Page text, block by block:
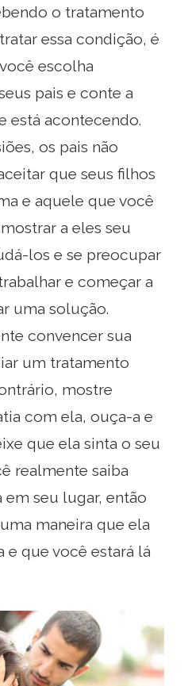
o tratamento
essa condição, é
escolha
pais e conte a
está acontecendo.
os pais não
que seus filhos
e aquele que você
a eles seu
los e se preocupar
e começar a
uma solução.
convencer sua
um tratamento
mostre
com ela, ouça-a e
que ela sinta o seu
realmente saiba
seu lugar, então
maneira que ela
e que você estará lá